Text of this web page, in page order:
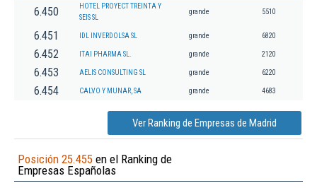
6.450
HOTEL PROYECT TREINTA Y
SEIS SL
grande 5510
6.451 IDL INVERDOLSA SL grande 6820
6.452 ITAI PHARMA SL. grande 2120
6.453 AELIS CONSULTING SL grande 6220
6.454 CALVO Y MUNAR, SA grande 4683
Ver Ranking de Empresas de Madrid
Posición 25.455 en el Ranking de
Empresas Españolas